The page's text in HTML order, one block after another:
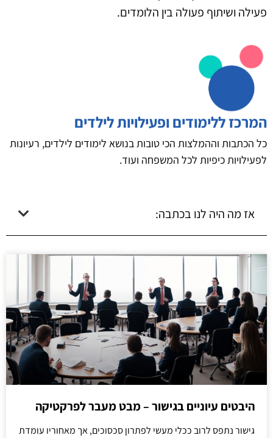
פעילה ושיתוף פעולה בין הלומדים.
המרכז ללימודים ופעילויות לילדים
כל הכתבות וההמלצות הכי טובות בנושא לימודים לילדים, רעיונות
לפעילויות כיפיות לכל המשפחה ועוד.
אז מה היה לנו בכתבה:
היבטים עיוניים בגישור – מבט מעבר לפרקטיקה
גישור נתפס לרוב ככלי מעשי לפתרון סכסוכים, אך מאחוריו עומדת